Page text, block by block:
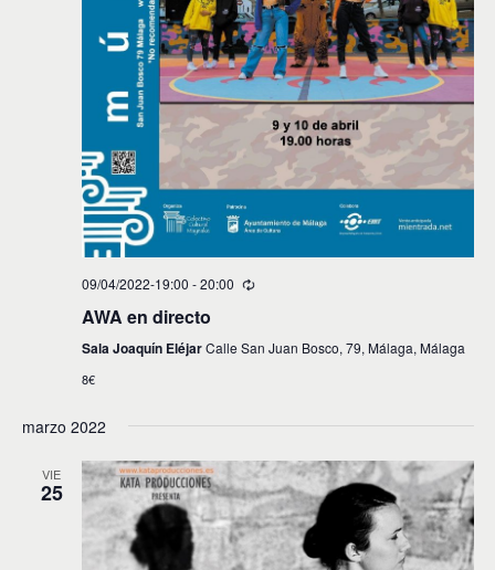
09/04/2022-19:00 -20:00
AWA en directo
Sala Joaquín EléjarCalle San Juan Bosco, 79, Málaga, Málaga
8€
marzo 2022
VIE
25